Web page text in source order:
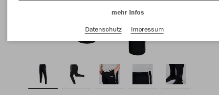
mehr Infos
Datenschutz
Impressum